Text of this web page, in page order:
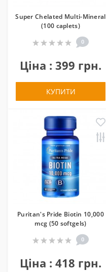
Super Chelated Multi-Mineral
(100 caplets)
0
Ціна : 399 грн.
КУПИТИ
Puritan's Pride Biotin 10,000
mcg (50 softgels)
0
Ціна : 418 грн.